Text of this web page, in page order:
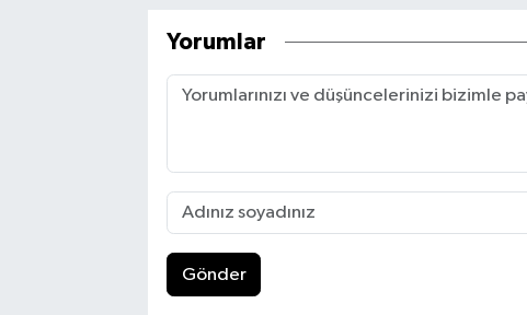
Yorumlar
Gönder